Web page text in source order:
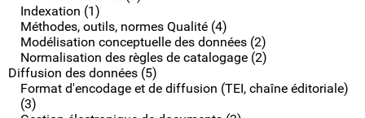
Indexation (1)
Méthodes, outils, normes Qualité (4)
Modélisation conceptuelle des données (2)
Normalisation des règles de catalogage (2)
Diffusion des données (5)
Format d'encodage et de diffusion (TEI, chaîne éditoriale)
(3)